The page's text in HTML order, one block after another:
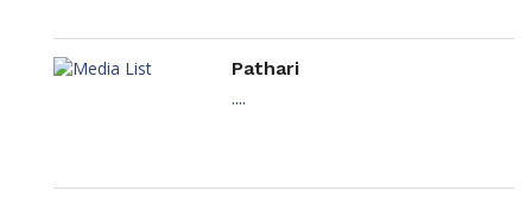
Pathari
....